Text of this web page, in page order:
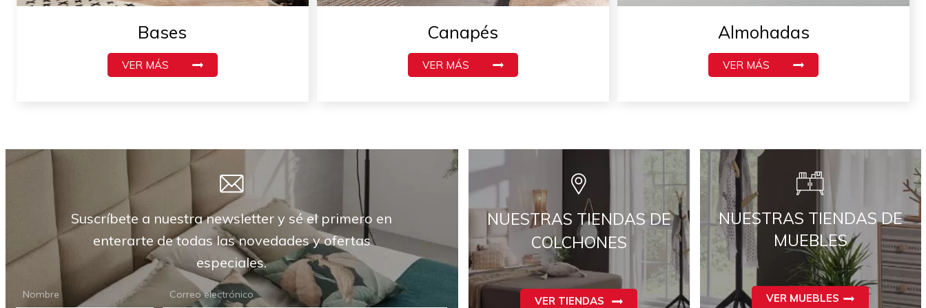
Bases
VER MÁS
Canapés
VER MÁS
Almohadas
VER MÁS
Suscríbete a nuestra newsletter y sé el primero en
enterarte de todas las novedades y ofertas
especiales.
NEWSLETTER
NUESTRAS TIENDAS DE
COLCHONES
VER TIENDAS
NUESTRAS TIENDAS DE
MUEBLES
VER MUEBLES